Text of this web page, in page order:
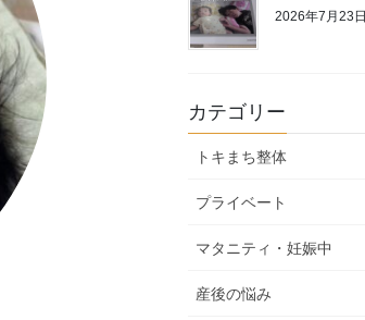
2026年7月23日
カテゴリー
トキまち整体
プライベート
マタニティ・妊娠中
産後の悩み